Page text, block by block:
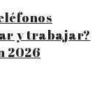
y trabajar?
2026